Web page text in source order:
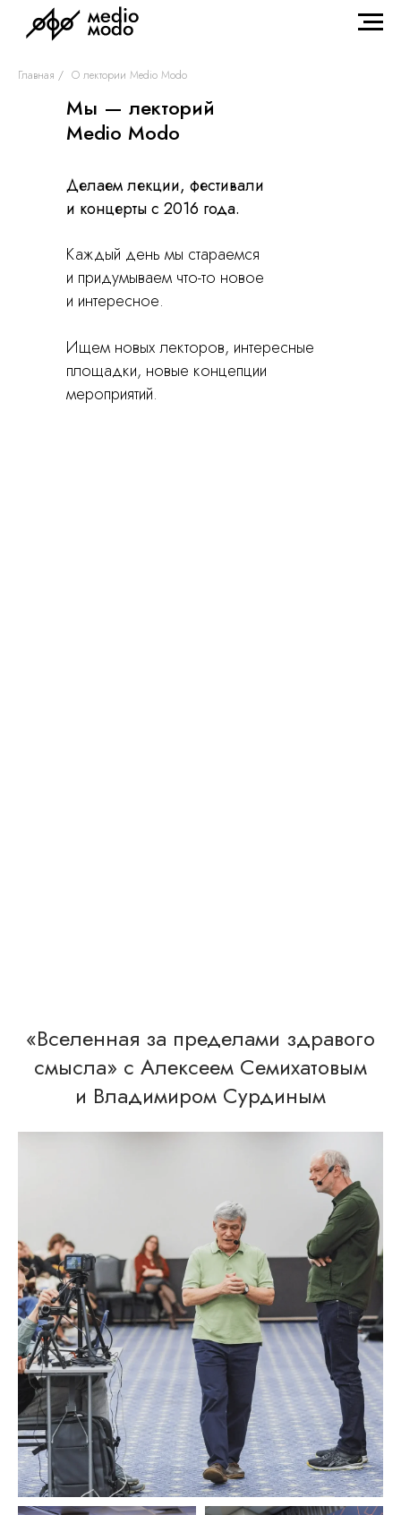
Главная / О лектории Medio Modo
Mы — лекторий
Medio Modo
Делаем лекции, фестивали
и концерты с 2016 года.
Каждый день мы стараемся
и придумываем что-то новое
и интересное.
Ищем новых лекторов, интересные
площадки, новые концепции
мероприятий.
«Вселенная за пределами здравого
смысл а» с Алексеем Семихатовым
и Владимиром Сурдиным